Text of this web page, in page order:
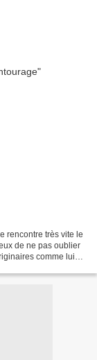
rencontre très vite le
de ne pas oublier
comme lui